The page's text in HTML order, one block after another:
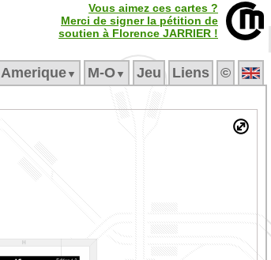
Vous aimez ces cartes ?
Merci de signer la pétition de
soutien à Florence JARRIER !
Amerique ▼ M‑O ▼ Jeu Liens ©